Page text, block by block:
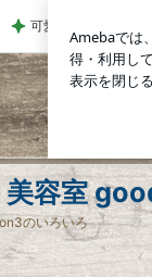
futimotoのブログ
可愛すぎてたまら
美容室
のいろいろ